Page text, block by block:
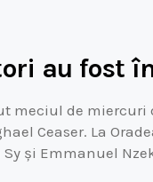
au fost
meciul de miercuri
Ceaser. La
și Emmanuel